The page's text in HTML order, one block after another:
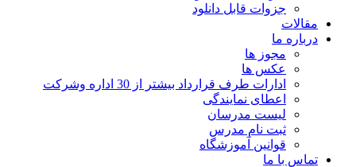
جزوات قابل دانلود
مقالات
درباره ما
مجوز ها
عکس ها
ادارات طرف قرارداد بیشتر از 30 اداره وشرکت
اعطای نمایندگی
لیست مدرسان
ثبت نام مدرس
قوانین آموزشگاه
تماس با ما